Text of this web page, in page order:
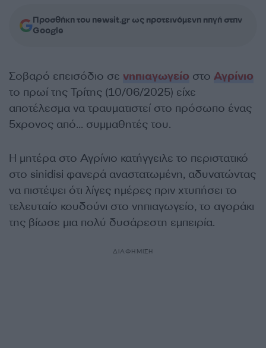
Προσθήκη του newsit.gr ως προτεινόμενη πηγή στην
Google
Σοβαρό επεισόδιο σε νηπιαγωγείο στο Αγρίνιο
το πρωί της Τρίτης (10/06/2025) είχε
αποτέλεσμα να τραυματιστεί στο πρόσωπο ένας
5χρονος από… συμμαθητές του.
Η μητέρα στο Αγρίνιο κατήγγειλε το περιστατικό
στο sinidisi φανερά αναστατωμένη, αδυνατώντας
να πιστέψει ότι λίγες ημέρες πριν χτυπήσει το
τελευταίο κουδούνι στο νηπιαγωγείο, το αγοράκι
της βίωσε μια πολύ δυσάρεστη εμπειρία.
ΔΙΑΦΗΜΙΣΗ